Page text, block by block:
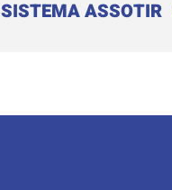
SISTEMA ASSOTIR